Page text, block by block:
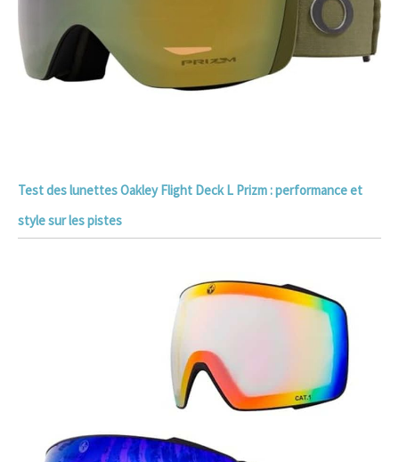
Test des lunettes Oakley Flight Deck L Prizm : performance et
style sur les pistes